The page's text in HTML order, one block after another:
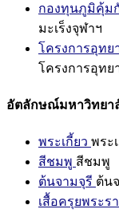
กองทุนภูมิคุ้ม
มะเร็งจุฬาฯ
โครงการอุทย
โครงการอุทย
อัตลักษณ์มหาวิทยา
พระเกี้ยว พระ
สีชมพู สีชมพู
ต้นจามจุรี ต้น
เสื้อครุยพระร